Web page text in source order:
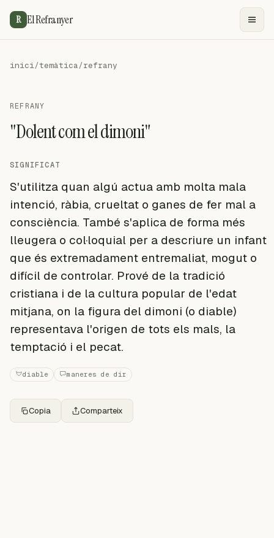
R El Refranyer
inici/temàtica/refrany
REFRANY
"Dolent com el dimoni"
SIGNIFICAT
S'utilitza quan algú actua amb molta mala
intenció, ràbia, crueltat o ganes de fer mal a
consciència. També s'aplica de forma més
lleugera o col·loquial per a descriure un infant
que és extremadament entremaliat, mogut o
difícil de controlar. Prové de la tradició
cristiana i de la cultura popular de l'edat
mitjana, on la figura del dimoni (o diable)
representava l'origen de tots els mals, la
temptació i el pecat.
diable maneres de dir
Copia Comparteix